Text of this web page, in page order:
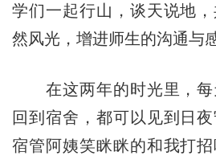
学们一起行山，谈天说地
然风光，增进师生的沟通与
在这两年的时光里，每
回到宿舍，都可以见到日
宿管阿姨笑眯眯的和我打